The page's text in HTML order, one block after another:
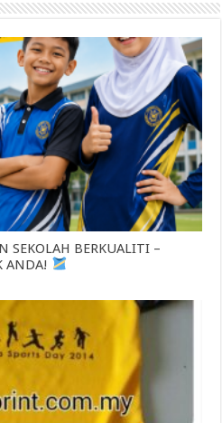
SEKOLAH BERKUALITI –
ANDA!